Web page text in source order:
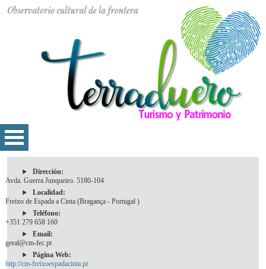
Dirección:
Avda. Guerra Junqueiro. 5180-104
Localidad:
Freixo de Espada a Cinta (Bragança - Portugal )
Teléfono:
+351 279 658 160
Email:
geral@cm-fec.pt
Página Web:
http://cm-freixoespadacinta.pt